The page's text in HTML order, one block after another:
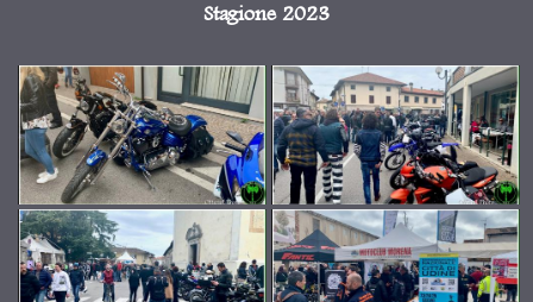
Stagione 2023